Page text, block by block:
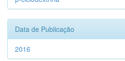
Data de Publicação
2016